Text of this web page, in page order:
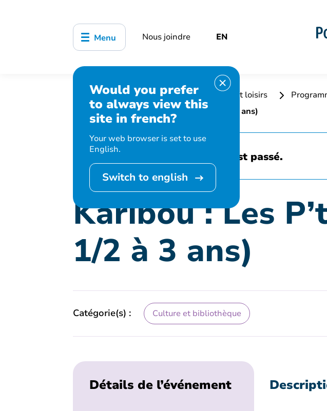
Menu Nous joindre EN
Would you prefer
to always view this
site in french?
Your web browser is set to use
English.
Switch to english
Accueil Bibliothèque, culture, sports et loisirs
Karibou : Les P’tits loups filous (2 1/2 à 3 ans)
Cet événement est passé.
Karibou : Les
1/2 à 3 ans)
Catégorie(s) : Culture et bibliothèque
Détails de l’événement